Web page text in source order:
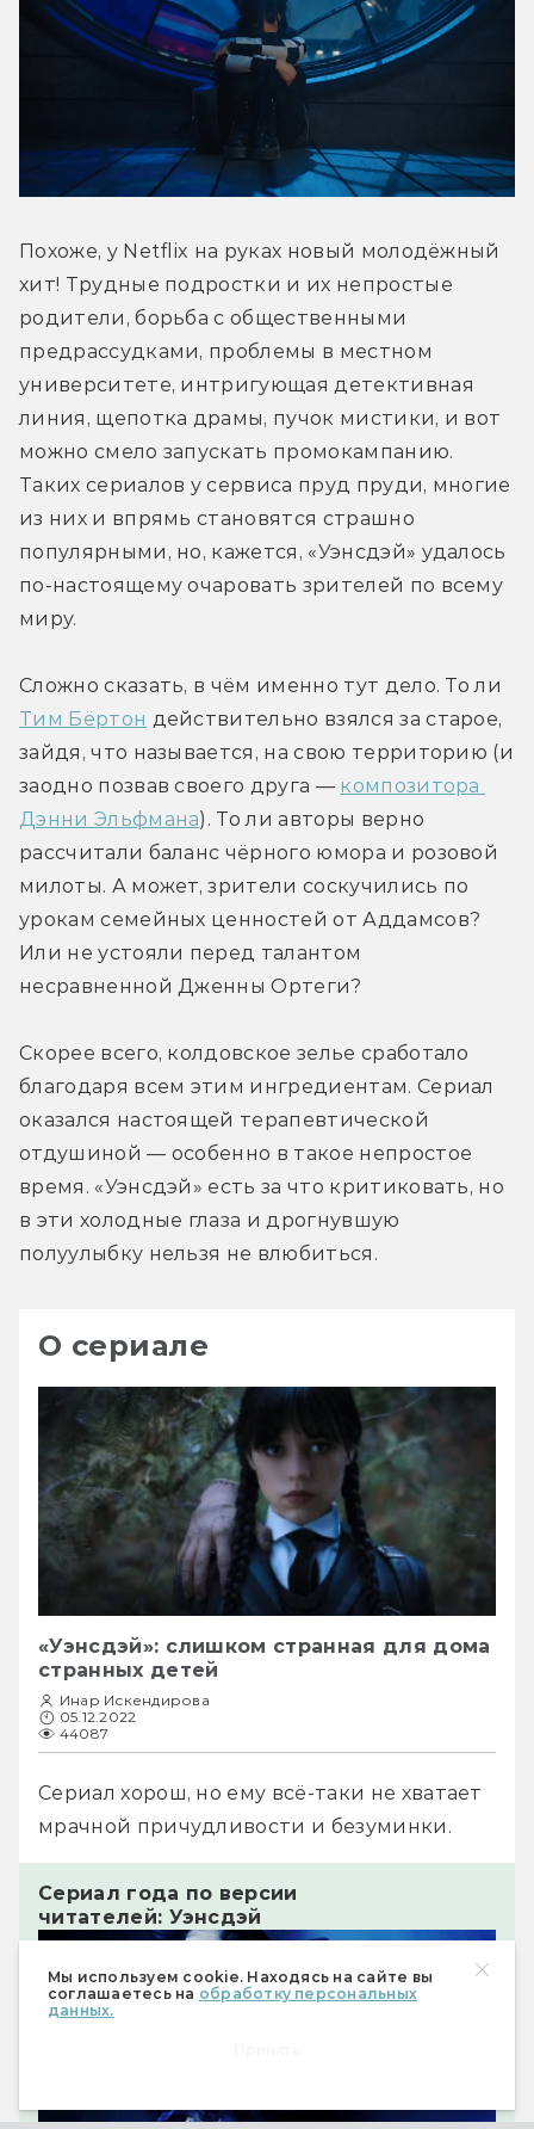
Мы используем cookie. Находясь на сайте вы
соглашаетесь на обработку персональных
данных.
Похоже, у Netflix на руках новый молодёжный
хит! Трудные подростки и их непростые
родители, борьба с общественными
предрассудками, проблемы в местном
университете, интригующая детективная
линия, щепотка драмы, пучок мистики, и вот
можно смело запускать промокампанию.
Таких сериалов у сервиса пруд пруди, многие
из них и впрямь становятся страшно
популярными, но, кажется, «Уэнсдэй» удалось
по-настоящему очаровать зрителей по всему
миру.
Тим Бёртон действительно взялся за старое,
зайдя, что называется, на свою территорию (и
заодно позвав своего друга — композитора
Дэнни Эльфмана). То ли авторы верно
рассчитали баланс чёрного юмора и розовой
милоты. А может, зрители соскучились по
урокам семейных ценностей от Аддамсов?
Или не устояли перед талантом
несравненной Дженны Ортеги?
Скорее всего, колдовское зелье сработало
благодаря всем этим ингредиентам. Сериал
оказался настоящей терапевтической
отдушиной — особенно в такое непростое
время. «Уэнсдэй» есть за что критиковать, но
в эти холодные глаза и дрогнувшую
полуулыбку нельзя не влюбиться.
О сериале
«Уэнсдэй»: слишком странная для дома
странных детей
Инар Искендирова
05.12.2022
44087
Сериал хорош, но ему всё-таки не хватает
мрачной причудливости и безуминки.
Сериал года по версии
читателей: Уэнсдэй